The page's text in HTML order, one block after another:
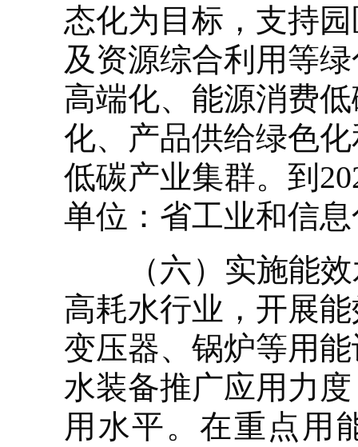
态化为目标，支持
及资源综合利用等
高端化、能源消费
化、产品供给绿色
低碳产业集群。到
单位：省工业和信
（六）实施能效
高耗水行业，开展
变压器、锅炉等用
水装备推广应用力
用水平。在重点用